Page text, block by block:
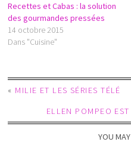
Recettes et Cabas : la solution
des gourmandes pressées
14 octobre 2015
Dans "Cuisine"
« MILIE ET LES SÉRIES TÉLÉ
ELLEN POMPEO
YOU